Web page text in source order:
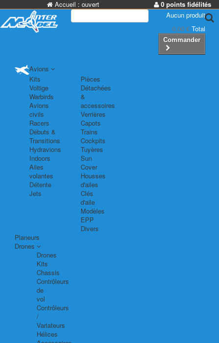
Accueil : ouvert
0 points fidélités
Aucun produit
0,00 € Total
Commander
Avions
Kits
Voltige
Warbirds
Avions
civils
Racers
Débuts &
Transitions
Hydravions
Indoors
Ailes
volantes
Détente
Jets
Pièces
Détachées
&
accessoires
Verrières
Capots
Trains
Cockpits
Tuyères
Sun
Cover
Housses
d'ailes
Clés
d'aile
Modèles
EPP
Divers
Planeurs
Drones
Drones
Kits
Chassis
Contrôleurs
de
vol
Contrôleurs
/
Variateurs
Hélices